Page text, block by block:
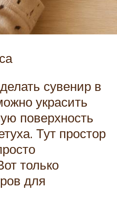
сувенир в
украсить
поверхность
Тут простор
только
для